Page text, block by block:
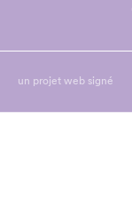
un projet web signé